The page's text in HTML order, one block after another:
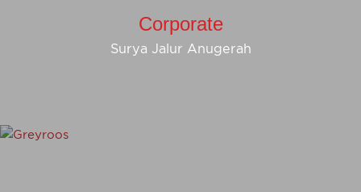
Corporate
Surya Jalur Anugerah